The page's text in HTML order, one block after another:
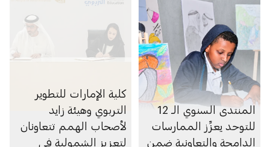
المنتدى السنوي الـ 12
للتوحد يعزِّز الممارسات
الدامجة والتعاونية ضمن
كلية الإمارات للتطوير
التربوي وهيئة زايد
لأصحاب الهمم تتعاونان
لتعزيز الشمولية في